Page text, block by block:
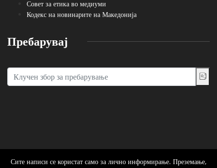
Совет за етика во медиуми
Кодекс на новинарите на Македонија
Пребарувај
Сите написи се користат само за лично информирање. Преземање,